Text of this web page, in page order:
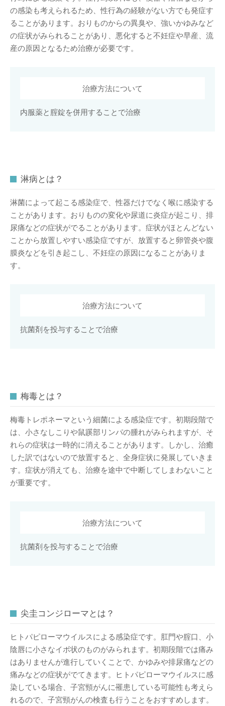
の感染も考えられるため、性行為の経験がない方でも発症す
ることがあります。おりものからの異臭や、強いかゆみなど
の症状がみられることがあり、悪化すると不妊症や早産、流
産の原因となるため治療が必要です。
治療方法について
内服薬と腟錠を併用することで治療
淋病とは？
淋菌によって起こる感染症で、性器だけでなく喉に感染する
ことがあります。おりものの変化や尿道に炎症が起こり、排
尿痛などの症状がでることがあります。症状がほとんどない
ことから放置しやすい感染症ですが、放置すると卵管炎や腹
膜炎などを引き起こし、不妊症の原因になることがありま
す。
治療方法について
抗菌剤を投与することで治療
梅毒とは？
梅毒トレポネーマという細菌による感染症です。初期段階で
は、小さなしこりや鼠蹊部リンパの腫れがみられますが、そ
れらの症状は一時的に消えることがあります。しかし、治癒
した訳ではないので放置すると、全身症状に発展していきま
す。症状が消えても、治療を途中で中断してしまわないこと
が重要です。
治療方法について
抗菌剤を投与することで治療
尖圭コンジローマとは？
ヒトパピローマウイルスによる感染症です。肛門や腟口、小
陰唇に小さなイボ状のものがみられます。初期段階では痛み
はありませんが進行していくことで、かゆみや排尿痛などの
痛みなどの症状がでてきます。ヒトパピローマウイルスに感
染している場合、子宮頸がんに罹患している可能性も考えら
れるので、子宮頸がんの検査も行うことをおすすめします。